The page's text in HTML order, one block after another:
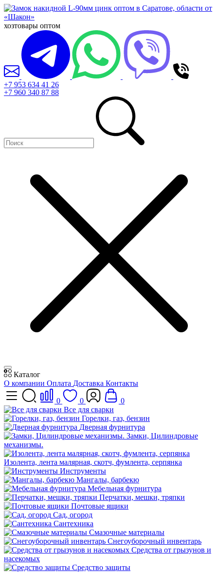
хозтовары оптом
+7 953 634 41 26
+7 960 340 87 88
Каталог
О компании Оплата Доставка Контакты
0 0
0
Все для сварки
Горелки, газ, бензин
Дверная фурнитура
Замки, Цилиндровые
механизмы.
Изолента, лента малярная, скотч, фумлента, серпянка
Инструменты
Мангалы, барбекю
Мебельная фурнитура
Перчатки, мешки, тряпки
Почтовые ящики
Сад, огород
Сантехника
Смазочные материалы
Снегоуборочный инвентарь
Средства от грызунов и
насекомых
Средство защиты